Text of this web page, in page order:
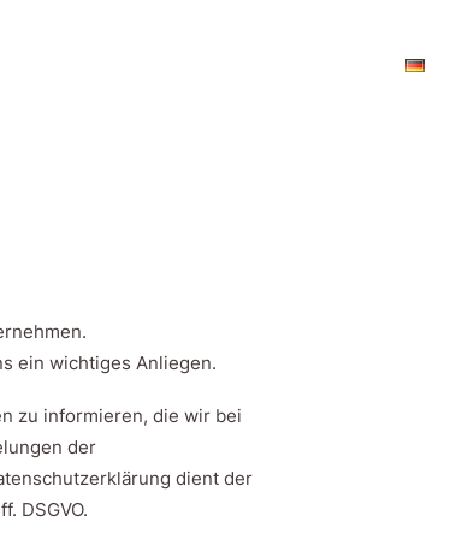
ein wichtiges Anliegen.
zu informieren, die wir bei
der
dient der
DSGVO.